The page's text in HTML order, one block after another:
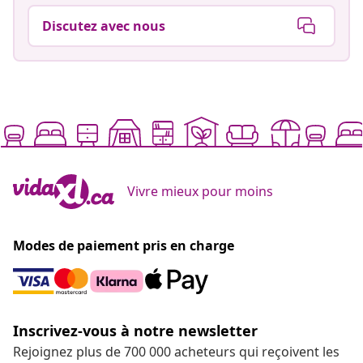
Discutez avec nous
Vivre mieux pour moins
Modes de paiement pris en charge
Inscrivez-vous à notre newsletter
Rejoignez plus de 700 000 acheteurs qui reçoivent les